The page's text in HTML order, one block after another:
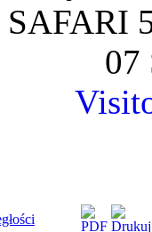
SAFARI
07